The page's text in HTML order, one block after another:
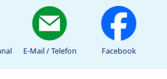
E-Mail / Telefon Facebook